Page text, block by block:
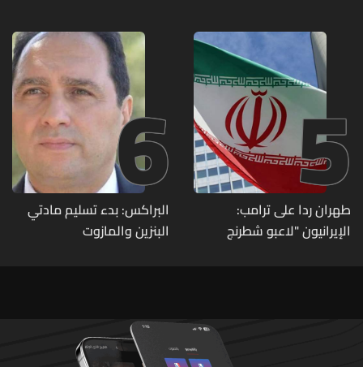
5
طهران ردا على ترامب:
الإيرانيون "لاعبو شطرنج
6
البراكس: بدء تسليم مادتي
البنزين والمازوت